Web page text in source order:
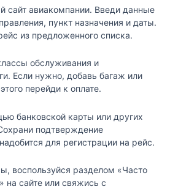
сайт авиакомпании. Введи данные
пункт назначения и даты.
из предложенного списка.
обслуживания и
Если нужно, добавь багаж или
перейди к оплате.
банковской карты или других
подтверждение
для регистрации на рейс.
воспользуйся разделом «Часто
на сайте или свяжись с